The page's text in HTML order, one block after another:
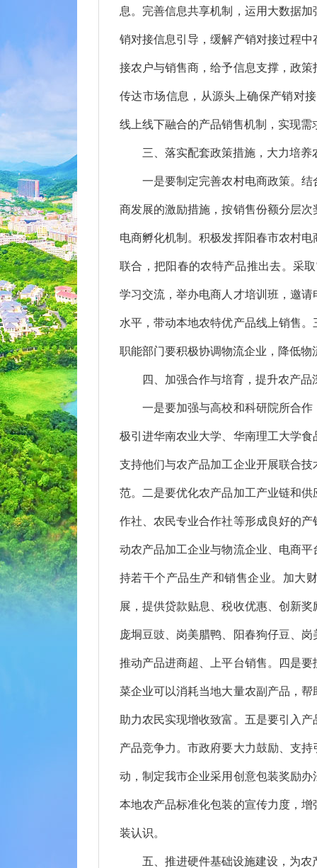
息。完善信息共享机制，运用大数据
销对接信息引导，缓解产销对接过程
接农户与销售商，给予信息支撑，政
传达市场信息，从源头上确保产销对
线上线下融合的产品销售机制，实现
三、落实配套政策措施，大力培
一是要制定完善农村电商政策。结
商发展的激励措施，按销售份额分层
电商孵化机制。积极发挥阳春市农村
联合，把阳春的农特产品推出去。采
学习交流，举办电商人才培训班，邀
水平，带动本地农特优产品线上销售
职能部门要积极协调物流企业，降低
四、加强合作与培育，提升农产
一是要加强与高校和科研院所合作
极引进华南农业大学、华南理工大学
支持他们与农产品加工企业开展联合
范。二是要优化农产品加工产业链和
作社、农民专业合作社等形成良好的
动农产品加工企业与物流企业、电商
持若干个产品生产和销售企业。加大
展，提供贷款贴息、税收优惠、创新
庞垌豆豉、岗美腊鸭、阳春狗仔豆、
推动产品进商超、上平台销售。四是
菜企业可以消耗当地大量农副产品，
助力农民实现增收致富。五是要引入
产品竞争力。市政府要大力鼓励、支
动，制定我市企业采用创意包装奖励
本地农产品标准化包装的宣传力度，
装认识。
五、推进硬件基础设施建设，为农